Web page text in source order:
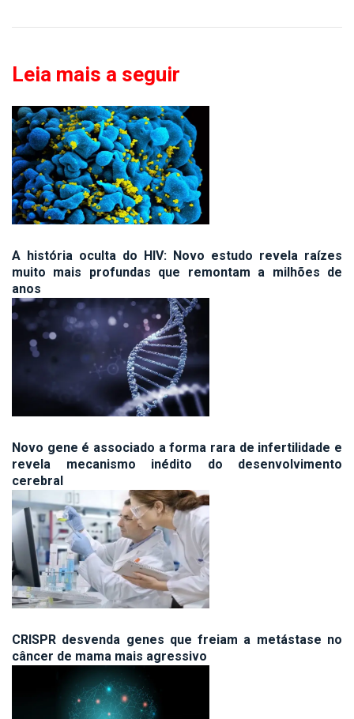
Leia mais a seguir
A história oculta do HIV: Novo estudo revela raízes
muito mais profundas que remontam a milhões de
anos
Novo gene é associado a forma rara de infertilidade e
revela mecanismo inédito do desenvolvimento
cerebral
CRISPR desvenda genes que freiam a metástase no
câncer de mama mais agressivo